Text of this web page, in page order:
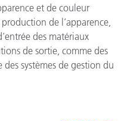
et de couleur
de l’apparence,
des matériaux
de sortie, comme des
systèmes de gestion du